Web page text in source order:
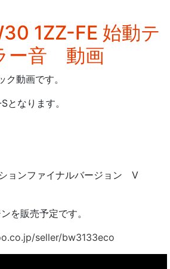
1ZZ-FE 始動テ
ー音 動画
動画です。
なります。
ンファイナルバージョン V
を販売予定です。
seller/bw3133eco